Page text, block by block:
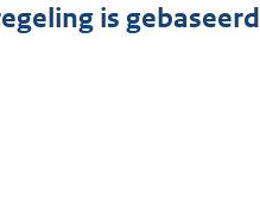
is gebaseerd